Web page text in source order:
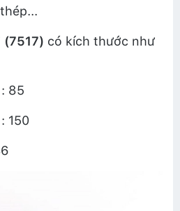
(7517) có kích thước như
85
150